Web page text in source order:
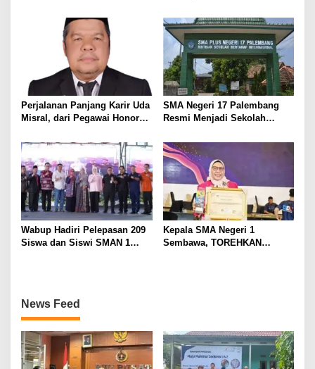
Pers Harus Dihormati
Masyarakat
Perjalanan Panjang Karir Uda
Misral, dari Pegawai Honorer
Karir Jabatan Struktural
Eselon III
SMA Negeri 17 Palembang
Resmi Menjadi Sekolah
Wabup Hadiri Pelepasan 209
Siswa dan Siswi SMAN 1
Kepala SMA Negeri 1
Sembawa, TOREHKAN
News Feed